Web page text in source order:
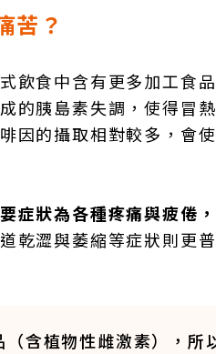
苦？
飲食中含有更多加工食
的胰島素失調，使得冒
因的攝取相對較多，會
症狀為各種疼痛與疲倦
乾澀與萎縮等症狀則更
含植物性雌激素），